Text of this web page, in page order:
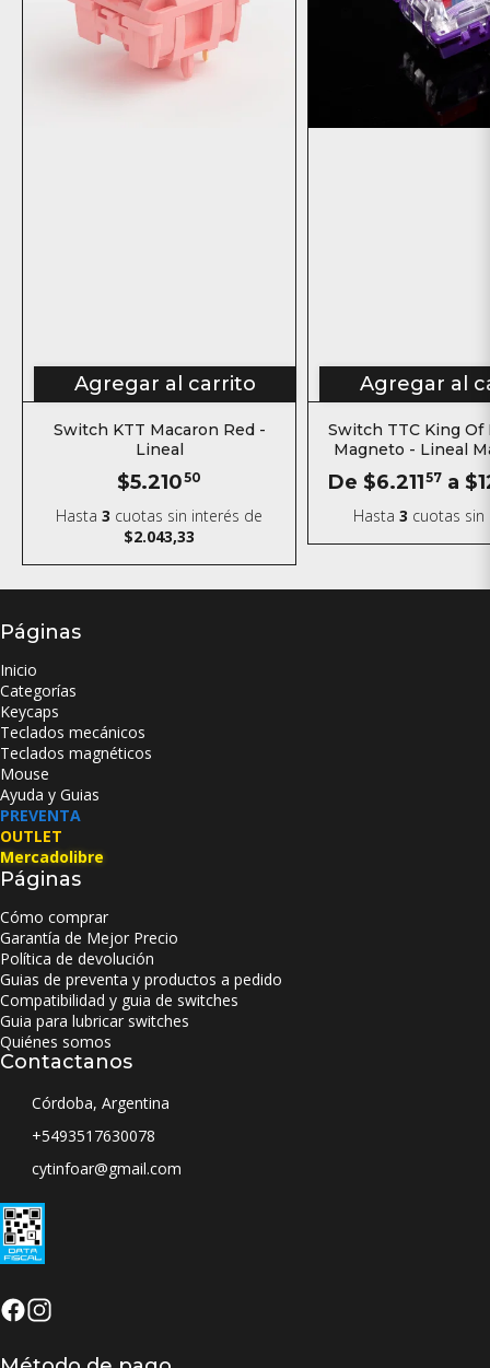
Agregar al carrito
Switch KTT Macaron Red -
Lineal
$5.21050
Hasta3 cuotas sin interés de
$2.043,33
Agregar al
Switch TTC King Of
Magneto - Lineal
De $6.21157 a
Hasta 3 cuotas sin
Páginas
Inicio
Categorías
Keycaps
Teclados mecánicos
Teclados magnéticos
Mouse
Ayuda y Guias
PREVENTA
OUTLET
Mercadolibre
Páginas
Cómo comprar
Garantía de Mejor Precio
Política de devolución
Guias de preventa y productos a pedido
Compatibilidad y guia de switches
Guia para lubricar switches
Quiénes somos
Contactanos
Córdoba, Argentina
+5493517630078
cytinfoar@gmail.com